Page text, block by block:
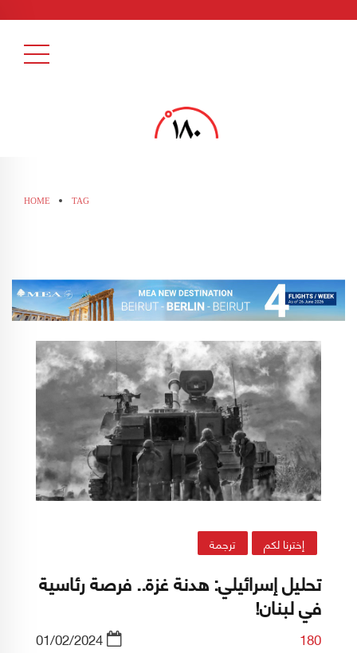
HOME TAG
إخترنا لكم ترجمة
تحليل إسرائيلي: هدنة غزة.. فرصة رئاسية
في لبنان!
180
01/02/2024